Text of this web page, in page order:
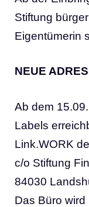
Stiftung
Eigentümerin
NEUE
Ab dem
Labels
Link.WORK
c/o Stiftung
84030
Das Büro